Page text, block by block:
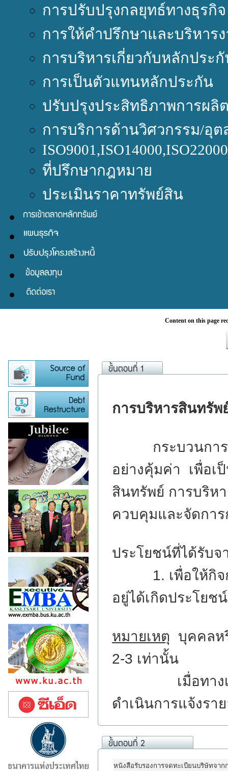
การปรับปรุงกลยุทธ์ทางธุรกิจ
การให้คำปรึกษาและบริหา
การบริหารเกี่ยวกับหลักประ
การเป็นตัวแทนหลักประกัน
ปรับปรุงประสิทธิภาพการผลิ
การบริการด้านวิศวกรรม/อุ
ที่ปรึกษากฎหมาย
ประเมินราคาทรัพย์สิน
Content on this page
การบริหารสินทรัพ
กระบวนการใน
อย่างคุ้มค่า เพื่อเ
สินทรัพย์ การบริห
ควบคุมและจัดกา
ประโยชน์ที่ได้รับจ
1. เพื่อให้กิจกา
อยู่ได้เกิดประโยช
หมายเหตุ บุคคลห
2-3 เท่านั้น
เมื่อทางเจ้าห
ดำเนินการแจ้งรา
หนังสือรับรองการจดทะเบียนบริษัทจา